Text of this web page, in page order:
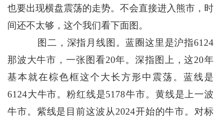
也要出现横盘震荡的走势。不会直接进入熊市，时
间还不太够，这个我们看下面图。
图二，深指月线图。蓝圈这里是沪指6124
那波大牛市，一张图看20年。深指图上，这20年
基本就在棕色框这个大长方形中震荡。蓝线是
6124大牛市。粉红线是5178牛市。黄线是上一波
牛市。紫线是目前这波从2024开始的牛市。对标